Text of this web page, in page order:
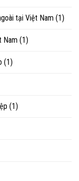
tại Việt Nam (1)
Nam (1)
(1)
(1)